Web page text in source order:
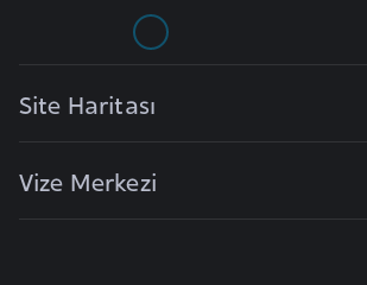
Site Haritası
Vize Merkezi
l
g
r